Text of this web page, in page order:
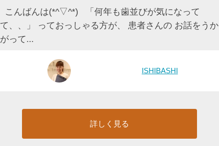
こんばんは(*^▽^*) 「何年も歯並びが気になって
て、、」 っておっしゃる方が、 患者さんの お話をうか
がって...
ISHIBASHI
詳しく見る